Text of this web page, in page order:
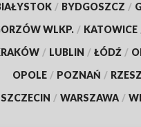
/ BYDGOSZCZ /
WLKP. / KATOWICE
/ LUBLIN / ŁÓDŹ /
OPOLE / POZNAŃ /
SZCZECIN / WARSZAWA /